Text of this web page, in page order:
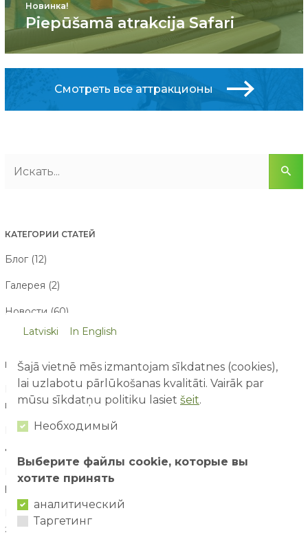
Новинка!
Piepūšamā atrakcija Safari
Смотреть все аттракционы
КАТЕГОРИИ СТАТЕЙ
Блог (12)
Галерея (2)
Новости (60)
НОВЕЙШИЕ СТАТЬИ
Первый раз в парке развлечений: чего ожидать родителям
и детям? 03/08/2026
Безопасность на водных аттракционах: как отдыхать с
детьми спокойно и с удовольствием?
Как организовать идеальный семейный день в парке
развлечений?
Почему активный отдых важен для развития ребёнка?
28/07/2026
Latviski In English
Šajā vietnē mēs izmantojam sīkdatnes (cookies),
lai uzlabotu pārlūkošanas kvalitāti. Vairāk par
mūsu sīkdatņu politiku lasiet šeit.
Необходимый
Выберите файлы cookie, которые вы
хотите принять
аналитический
Таргетинг